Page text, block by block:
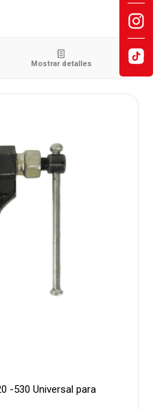
Mostrar detalles
-530 Universal para